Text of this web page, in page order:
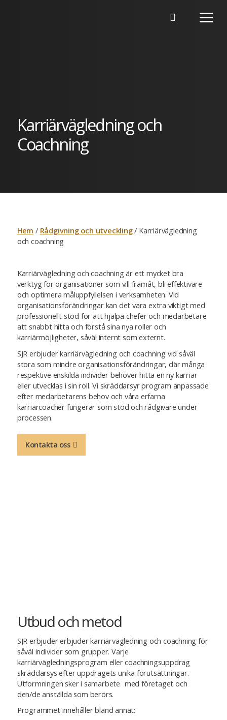
Karriärvägledning och
Coachning
Hem / Rådgivning och utveckling/ Karriärvägledning
och coachning
Karriärvägledning och coachning är ett mycket bra
verktyg för organisationer som vill framåt, bli effektivare
och optimera måluppfyllelsen i verksamheten. Vid
organisationsförändringar kan det vara extra viktigt med
professionellt stöd för att hjälpa chefer och medarbetare
att snabbt hitta och förstå sina nya roller och
karriärmöjligheter, såväl internt som externt.
SJR erbjuder karriärvägledning och coachning vid såväl
stora som mindre organisationsförändringar, där många
respektive enskilda individer behöver hitta en ny karriär
eller utvecklas i sin roll. Vi skräddarsyr program anpassade
efter medarbetarens behov och våra erfarna
karriärcoacher fungerar som stöd och rådgivare under
processen.
Kontakta oss
Utbud och metod
SJR erbjuder erbjuder karriärvägledning och coachning för
såväl individer som grupper. Varje
karriärvägledningsprogram eller coachningsuppdrag
skräddarsys efter uppdragets unika förutsättningar.
Utformningen sker i samarbete med företaget och
den/de anställda som berörs.
Programmet innehåller bland annat: